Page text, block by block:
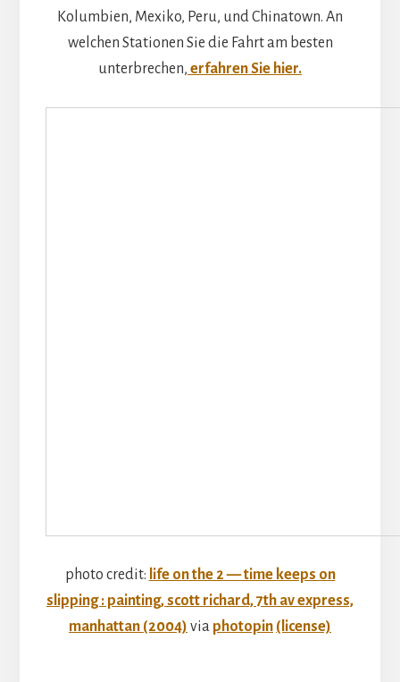
Kolumbien, Mexiko, Peru, und Chinatown. An
welchen Stationen Sie die Fahrt am besten
unterbrechen, erfahren Sie hier.
photo credit: life on the 2 — time keeps on
slipping : painting, scott richard, 7th av express,
manhattan (2004) via photopin (license)